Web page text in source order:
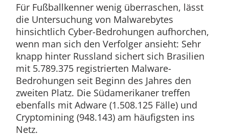
Für Fußballkenner wenig überraschen, lässt
die Untersuchung von Malwarebytes
hinsichtlich Cyber-Bedrohungen aufhorchen,
wenn man sich den Verfolger ansieht: Sehr
knapp hinter Russland sichert sich Brasilien
mit 5.789.375 registrierten Malware-
Bedrohungen seit Beginn des Jahres den
zweiten Platz. Die Südamerikaner treffen
ebenfalls mit Adware (1.508.125 Fälle) und
Cryptomining (948.143) am häufigsten ins
Netz.